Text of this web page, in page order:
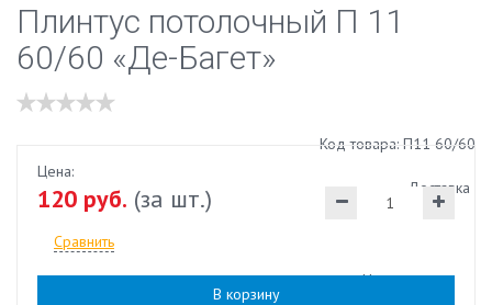
Плинтус потолочный П 11
60/60 «Де-Багет»
Наличие:есть
Код товара: П11 60/60
Доставка
Цена:
120 руб. (за шт.)
Сравнить
В корзину